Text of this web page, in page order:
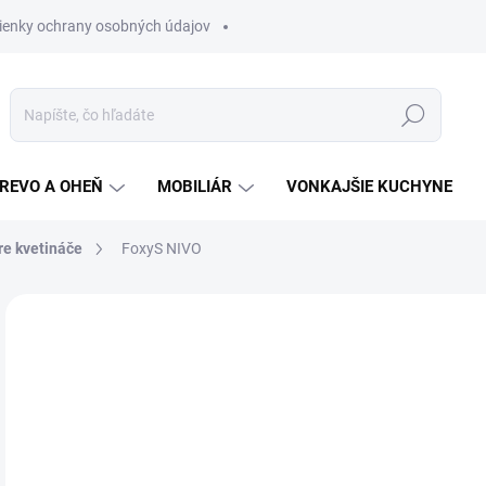
ochrany osobných údajov
Hľadať
A OHEŇ MOBILIÁR VONKAJŠIE KUCHYNE
kvetináče FoxyS NIVO